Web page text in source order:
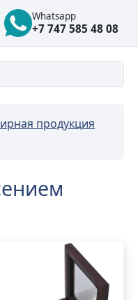
Whatsapp
+7 747 585 48 08
продукция